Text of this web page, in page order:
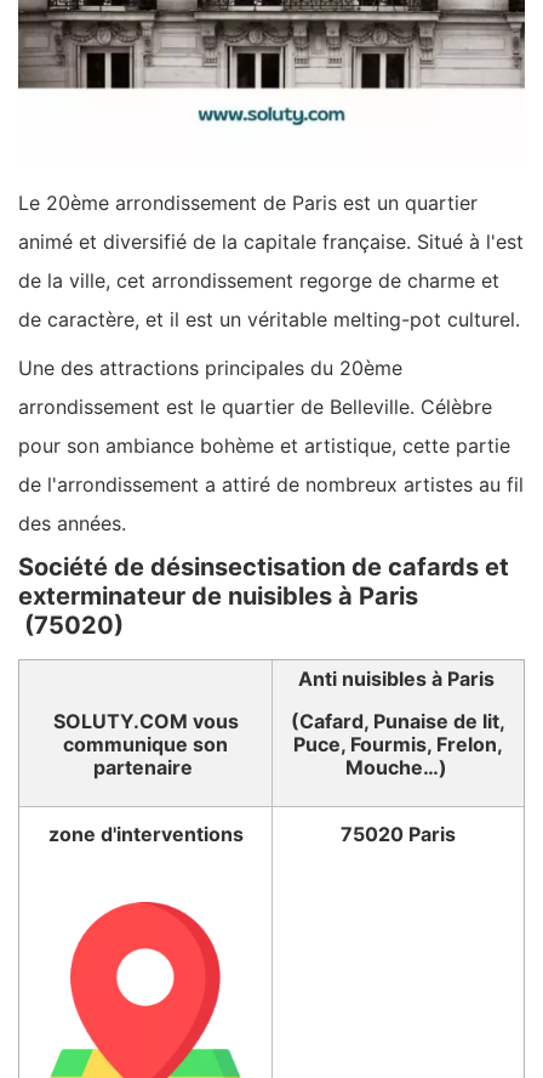
Le 20ème arrondissement de Paris est un quartier
animé et diversifié de la capitale française. Situé à l'est
de la ville, cet arrondissement regorge de charme et
de caractère, et il est un véritable melting-pot culturel.
Une des attractions principales du 20ème
arrondissement est le quartier de Belleville. Célèbre
pour son ambiance bohème et artistique, cette partie
de l'arrondissement a attiré de nombreux artistes au fil
des années.
Société de désinsectisation de cafards et
exterminateur de nuisibles à Paris
(75020)
SOLUTY.COM vous
communique son
partenaire
Anti nuisibles à Paris
(Cafard, Punaise de lit,
Puce, Fourmis, Frelon,
Mouche…)
zone d'interventions 75020 Paris